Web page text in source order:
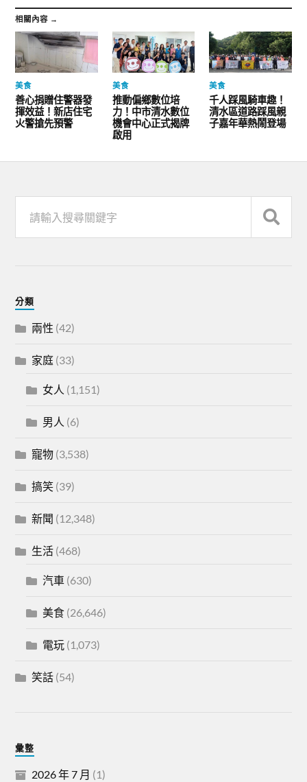
相關內容 →
美食
善心捐贈住警器發
揮效益！新店住宅
火警搶先預警
美食
推動偏鄉數位培
力！中市清水數位
機會中心正式揭牌
啟用
美食
千人踩風騎車趣！
清水區道路踩風親
子嘉年華熱鬧登場
分類
兩性 (42)
家庭 (33)
女人 (1,151)
男人 (6)
寵物 (3,538)
搞笑 (39)
新聞 (12,348)
生活 (468)
汽車 (630)
美食 (26,646)
電玩 (1,073)
笑話 (54)
彙整
2026 年 7 月 (1)